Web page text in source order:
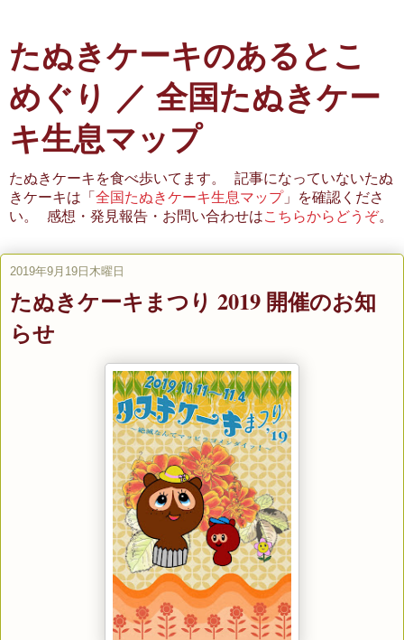
たぬきケーキのあるとこ
めぐり ／ 全国たぬきケー
キ生息マップ
たぬきケーキを食べ歩いてます。 記事になっていないたぬ
きケーキは「 全国たぬきケーキ生息マップ」を確認くださ
い。 感想・発見報告・お問い合わせはこちらからどうぞ。
2019年9月19日木曜日
たぬきケーキまつり 2019 開催のお知
らせ